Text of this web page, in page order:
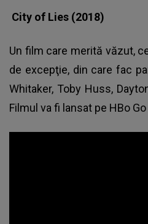
City of Lies (2018)
Un film care merită văzut,
de excepţie, din care fac
Whitaker, Toby Huss,
Filmul va fi lansat pe HBo